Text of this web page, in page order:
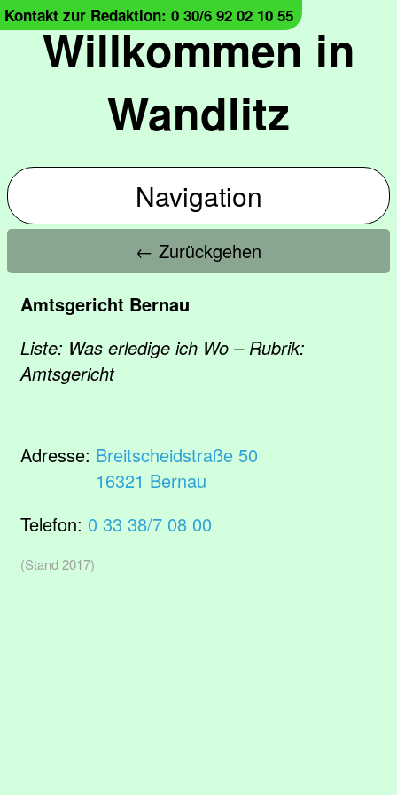
Willkommen in
Wandlitz
Kontakt zur Redaktion: 0 30/6 92 02 10 55
Navigation
← Zurückgehen
Amtsgericht Bernau
Liste: Was erledige ich Wo – Rubrik:
Amtsgericht
Adresse: Breitscheidstraße 50
16321 Bernau
Telefon: 0 33 38/7 08 00
(Stand 2017)